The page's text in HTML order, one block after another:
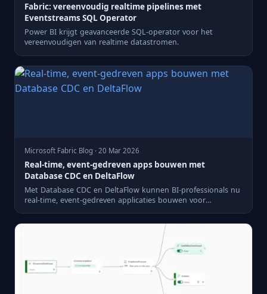
Fabric: vereenvoudig realtime pipelines met
Eventstreams SQL Operator
Power BI krijgt geavanceerde SQL-operator voor het
vereenvoudigen van realtime datastromen.
Microsoft Fabric Blog · 20 Mar 2026
Real-time, event-gedreven apps bouwen met
Database CDC en DeltaFlow
Met Database CDC en DeltaFlow kunnen BI-professionals nu
real-time, event-gedreven applicaties bouwen voor